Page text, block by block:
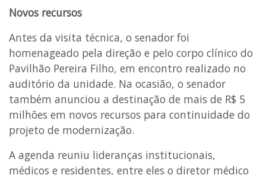
Novos recursos
Antes da visita técnica, o senador foi
homenageado pela direção e pelo corpo clínico do
Pavilhão Pereira Filho, em encontro realizado no
auditório da unidade. Na ocasião, o senador
também anunciou a destinação de mais de R$ 5
milhões em novos recursos para continuidade do
projeto de modernização.
A agenda reuniu lideranças institucionais,
médicos e residentes, entre eles o diretor médico